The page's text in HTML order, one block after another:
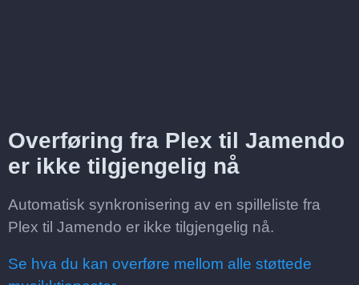
Overføring fra Plex til Jamendo
er ikke tilgjengelig nå
Automatisk synkronisering av en spilleliste fra
Plex til Jamendo er ikke tilgjengelig nå.
Se hva du kan overføre mellom alle støttede